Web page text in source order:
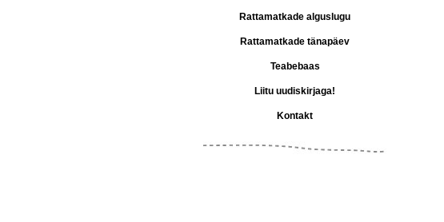
Rattamatkade alguslugu
Rattamatkade tänapäev
Teabebaas
Liitu uudiskirjaga!
Kontakt